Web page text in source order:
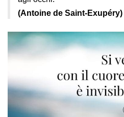
(Antoine de Saint-Exupéry)